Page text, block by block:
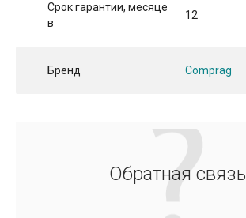
Срок гарантии, месяце
в
12
Бренд Comprag
Обратная связь